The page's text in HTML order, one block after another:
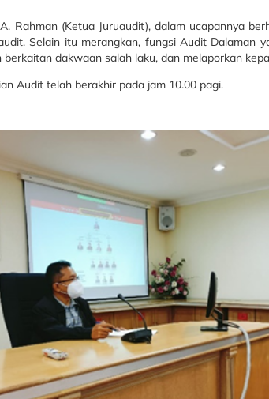
Rahman (Ketua Juruaudit), dalam ucapannya
Selain itu merangkan, fungsi Audit Dalaman
berkaitan dakwaan salah laku, dan melaporkan
Audit telah berakhir pada jam 10.00 pagi.